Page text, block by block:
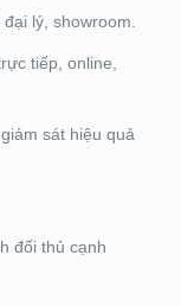
lý, showroom.
tiếp, online,
sát hiệu quả
đối thủ cạnh